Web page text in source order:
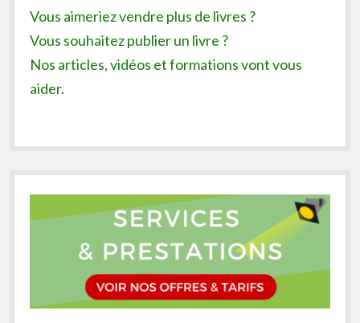
Vous aimeriez vendre plus de livres ?
Vous souhaitez publier un livre ?
Nos articles, vidéos et formations vont vous
aider.